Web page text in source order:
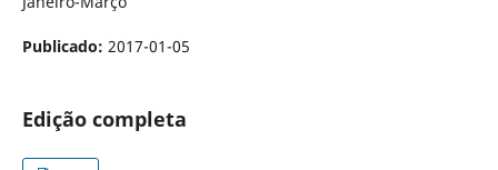
Publicado: 2017-01-05
Edição completa